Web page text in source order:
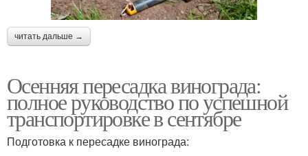
читать дальше →
Осенняя пересадка винограда:
полное руководство по успешной
транспортировке в сентябре
Подготовка к пересадке винограда: